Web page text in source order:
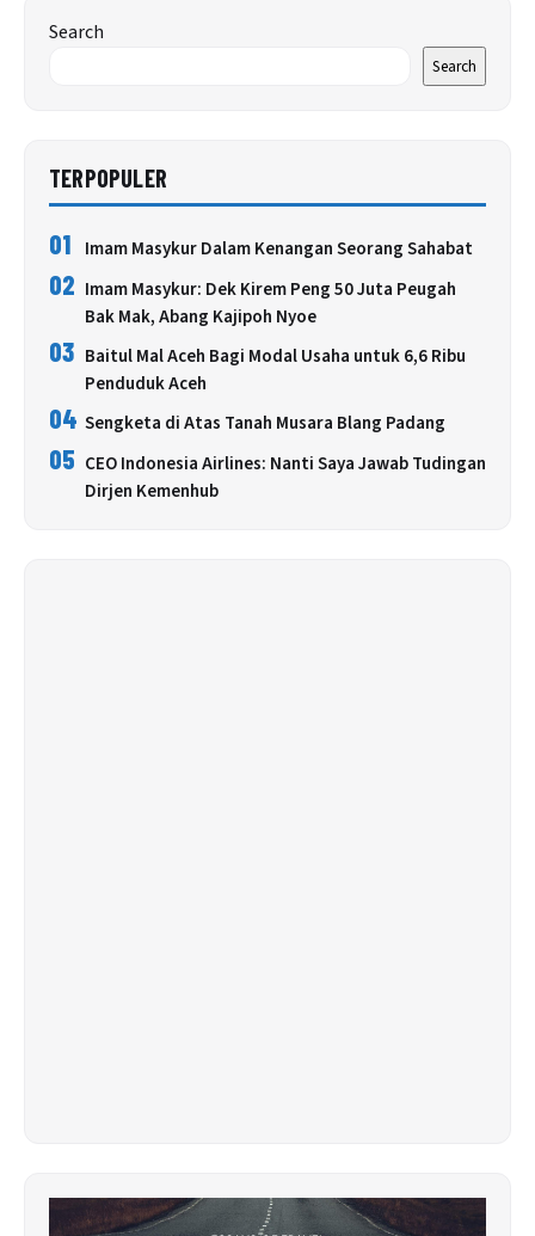
Search
Search
TERPOPULER
01 Imam Masykur Dalam Kenangan Seorang Sahabat
02 Imam Masykur: Dek Kirem Peng 50 Juta Peugah
Bak Mak, Abang Kajipoh Nyoe
03 Baitul Mal Aceh Bagi Modal Usaha untuk 6,6 Ribu
Penduduk Aceh
04 Sengketa di Atas Tanah Musara Blang Padang
05 CEO Indonesia Airlines: Nanti Saya Jawab Tudingan
Dirjen Kemenhub